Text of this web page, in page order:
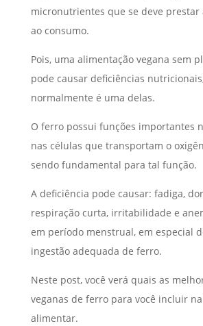
micronutrientes que se deve prestar
ao consumo.
Pois, uma alimentação vegana sem
pode causar deficiências
normalmente é uma delas.
O ferro possui funções importantes
nas células que transportam o
sendo fundamental para tal função.
A deficiência pode causar: fadiga,
respiração curta, irritabilidade e
em período menstrual, em especial
ingestão adequada de ferro.
Neste post, você verá quais as
veganas de ferro para você incluir
alimentar.